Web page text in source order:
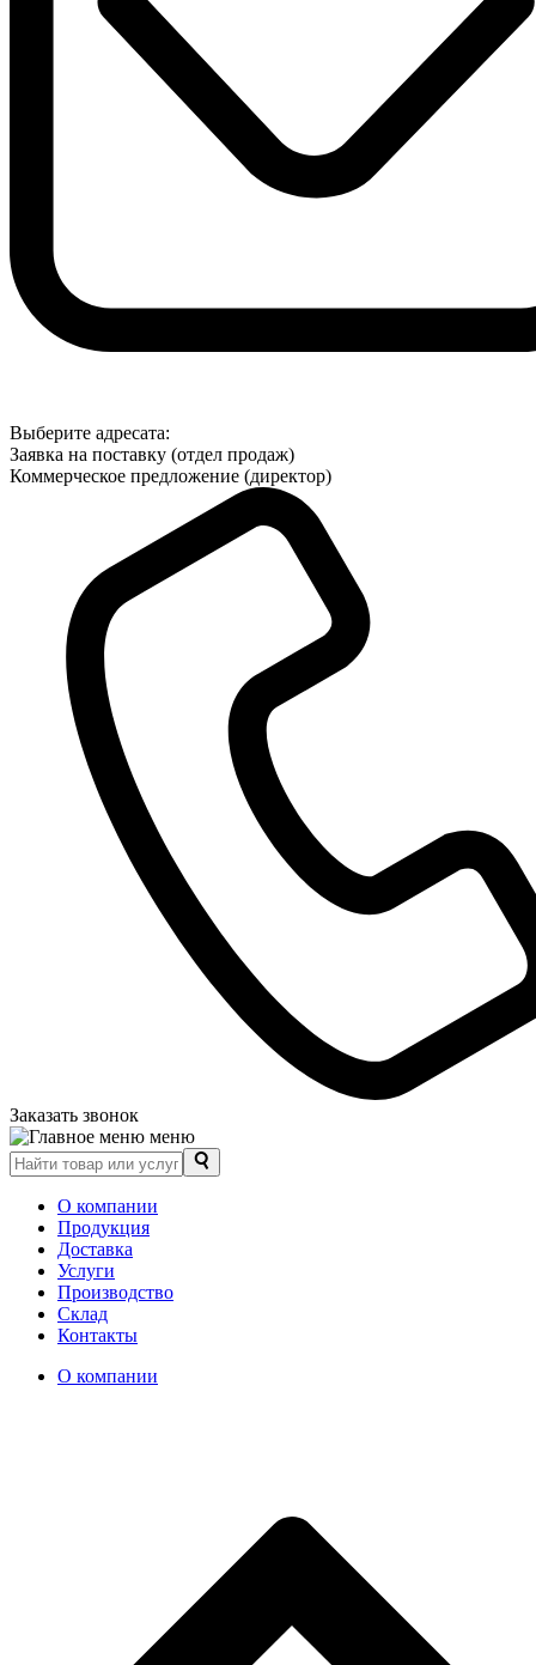
Выберите адресата:
Заявка на поставку (отдел продаж)
Коммерческое предложение (директор)
Заказать звонок
меню
О компании
Продукция
Доставка
Услуги
Производство
Склад
Контакты
О компании